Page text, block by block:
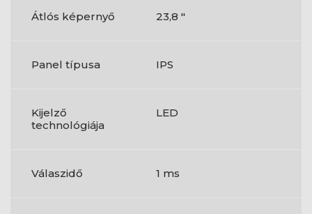
Átlós képernyő 23,8 "
Panel típusa IPS
Kijelző
technológiája
LED
Válaszidő 1 ms